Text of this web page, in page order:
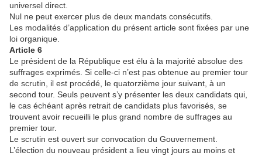
universel direct.
Nul ne peut exercer plus de deux mandats consécutifs.
Les modalités d’application du présent article sont fixées par une
loi organique.
Article 6
Le président de la République est élu à la majorité absolue des
suffrages exprimés. Si celle-ci n’est pas obtenue au premier tour
de scrutin, il est procédé, le quatorzième jour suivant, à un
second tour. Seuls peuvent s’y présenter les deux candidats qui,
le cas échéant après retrait de candidats plus favorisés, se
trouvent avoir recueilli le plus grand nombre de suffrages au
premier tour.
Le scrutin est ouvert sur convocation du Gouvernement.
L’élection du nouveau président a lieu vingt jours au moins et